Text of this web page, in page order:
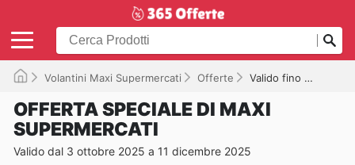
Volantini Maxi Supermercati Offerte Valido fino a 11/12/2025
OFFERTA SPECIALE DI MAXI
SUPERMERCATI
Valido dal 3 ottobre 2025 a 11 dicembre 2025